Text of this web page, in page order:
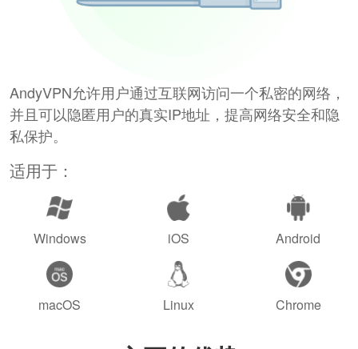
AndyVPN允许用户通过互联网访问一个私密的网络，
并且可以隐匿用户的真实IP地址，提高网络安全和隐
私保护。
适用于：
Windows iOS Android
macOS Linux Chrome